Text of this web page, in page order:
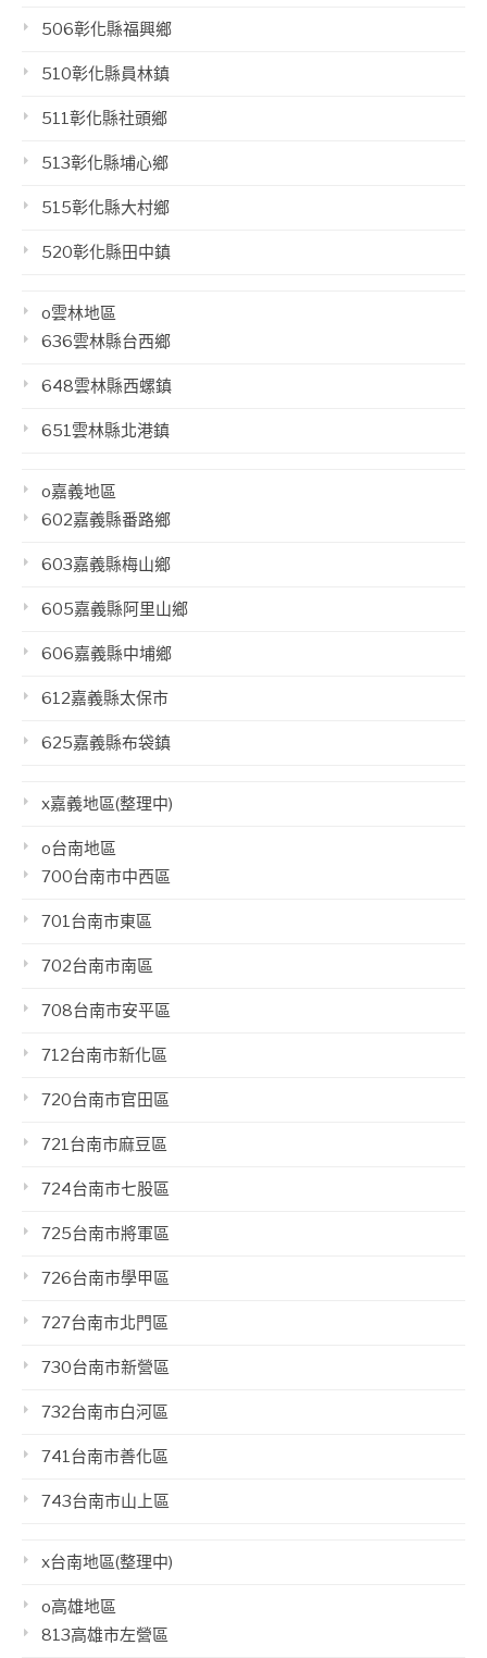
506彰化縣福興鄉
510彰化縣員林鎮
511彰化縣社頭鄉
513彰化縣埔心鄉
515彰化縣大村鄉
520彰化縣田中鎮
o雲林地區
636雲林縣台西鄉
648雲林縣西螺鎮
651雲林縣北港鎮
o嘉義地區
602嘉義縣番路鄉
603嘉義縣梅山鄉
605嘉義縣阿里山鄉
606嘉義縣中埔鄉
612嘉義縣太保市
625嘉義縣布袋鎮
x嘉義地區(整理中)
o台南地區
700台南市中西區
701台南市東區
702台南市南區
708台南市安平區
712台南市新化區
720台南市官田區
721台南市麻豆區
724台南市七股區
725台南市將軍區
726台南市學甲區
727台南市北門區
730台南市新營區
732台南市白河區
741台南市善化區
743台南市山上區
x台南地區(整理中)
o高雄地區
813高雄市左營區